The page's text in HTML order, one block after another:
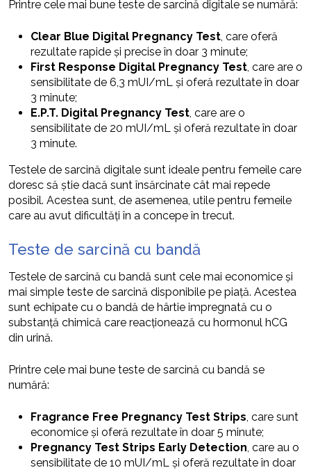
Printre cele mai bune teste de sarcină digitale se numără:
Clear Blue Digital Pregnancy Test , care oferă
rezultate rapide și precise în doar 3 minute;
First Response Digital Pregnancy Test , care are o
sensibilitate de 6,3 mUI/mL și oferă rezultate în doar
3 minute;
E.P.T. Digital Pregnancy Test , care are o
sensibilitate de 20 mUI/mL și oferă rezultate în doar
3 minute.
Testele de sarcină digitale sunt ideale pentru femeile care
doresc să știe dacă sunt însărcinate cât mai repede
posibil. Acestea sunt, de asemenea, utile pentru femeile
care au avut dificultăți în a concepe în trecut.
Teste de sarcină cu bandă
Testele de sarcină cu bandă sunt cele mai economice și
mai simple teste de sarcină disponibile pe piață. Acestea
sunt echipate cu o bandă de hârtie impregnată cu o
substanță chimică care reacționează cu hormonul hCG
din urină.
Printre cele mai bune teste de sarcină cu bandă se
numără:
Fragrance Free Pregnancy Test Strips , care sunt
economice și oferă rezultate în doar 5 minute;
Pregnancy Test Strips Early Detection , care au o
sensibilitate de 10 mUI/mL și oferă rezultate în doar